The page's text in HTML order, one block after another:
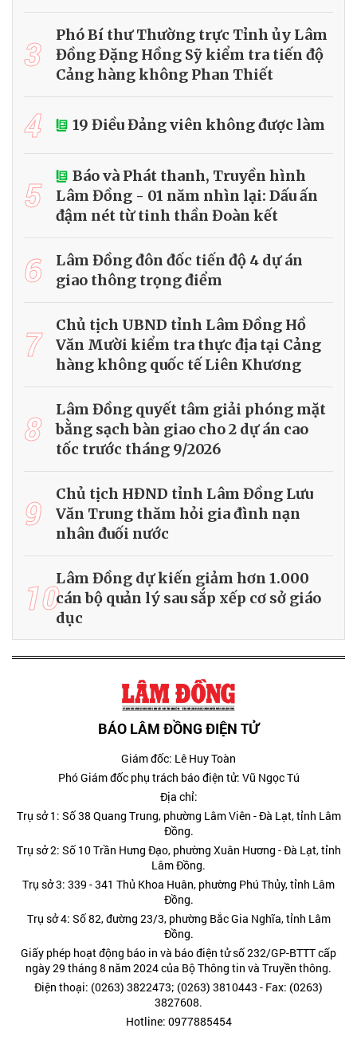
3
Phó Bí thư Thường trực Tỉnh ủy Lâm
Đồng Đặng Hồng Sỹ kiểm tra tiến độ
Cảng hàng không Phan Thiết
4 19 Điều Đảng viên không được làm
5
Báo và Phát thanh, Truyền hình
Lâm Đồng - 01 năm nhìn lại: Dấu ấn
đậm nét từ tinh thần Đoàn kết
6
Lâm Đồng đôn đốc tiến độ 4 dự án
giao thông trọng điểm
7
Chủ tịch UBND tỉnh Lâm Đồng Hồ
Văn Mười kiểm tra thực địa tại Cảng
hàng không quốc tế Liên Khương
8
Lâm Đồng quyết tâm giải phóng mặt
bằng sạch bàn giao cho 2 dự án cao
tốc trước tháng 9/2026
9
Chủ tịch HĐND tỉnh Lâm Đồng Lưu
Văn Trung thăm hỏi gia đình nạn
nhân đuối nước
10Lâm Đồng dự kiến giảm hơn 1.000
cán bộ quản lý sau sắp xếp cơ sở giáo
dục
BÁO LÂM ĐỒNG ĐIỆN TỬ
Giám đốc: Lê Huy Toàn
Phó Giám đốc phụ trách báo điện tử: Vũ Ngọc Tú
Địa chỉ:
Trụ sở 1: Số 38 Quang Trung, phường Lâm Viên - Đà Lạt, tỉnh Lâm
Đồng.
Trụ sở 2: Số 10 Trần Hưng Đạo, phường Xuân Hương - Đà Lạt, tỉnh
Lâm Đồng.
Trụ sở 3: 339 - 341 Thủ Khoa Huân, phường Phú Thủy, tỉnh Lâm
Đồng.
Trụ sở 4: Số 82, đường 23/3, phường Bắc Gia Nghĩa, tỉnh Lâm
Đồng.
Giấy phép hoạt động báo in và báo điện tử số 232/GP-BTTT cấp
ngày 29 tháng 8 năm 2024 của Bộ Thông tin và Truyền thông.
Điện thoại: (0263) 3822473; (0263) 3810443 - Fax: (0263)
3827608.
Hotline: 0977885454